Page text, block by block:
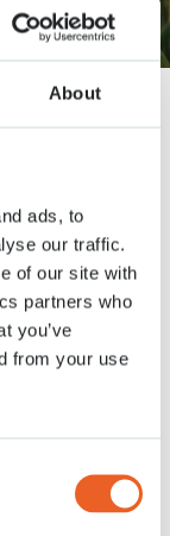
About
ads, to
our traffic.
of our site with
partners who
you’ve
from your use
ik echt van